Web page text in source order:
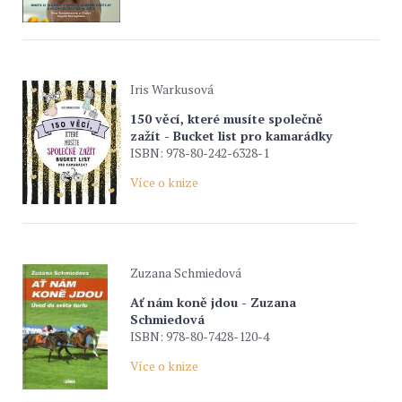
Iris Warkusová
150 věcí, které musíte společně
zažít - Bucket list pro kamarádky
ISBN: 978-80-242-6328-1
Více o knize
Zuzana Schmiedová
Ať nám koně jdou - Zuzana
Schmiedová
ISBN: 978-80-7428-120-4
Více o knize